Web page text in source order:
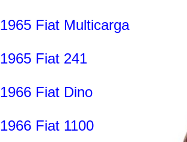
1965 Fiat Multicarga
1965 Fiat 241
1966 Fiat Dino
1966 Fiat 1100